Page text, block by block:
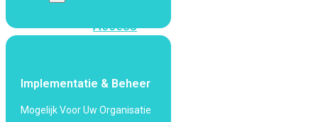
Access
Wi-
Generatie
Implementatie & Beheer
Mogelijk Voor Uw Organisatie